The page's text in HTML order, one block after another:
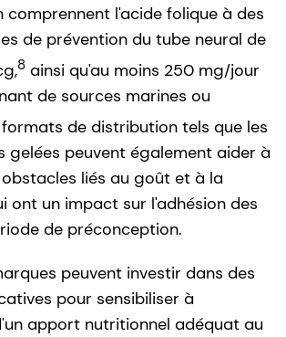
comprennent l'acide folique à des
de prévention du tube neural de
8 ainsi qu'au moins 250 mg/jour
de sources marines ou
formats de distribution tels que les
gelées peuvent également aider à
liés au goût et à la
ont un impact sur l'adhésion des
de préconception.
peuvent investir dans des
pour sensibiliser à
apport nutritionnel adéquat au